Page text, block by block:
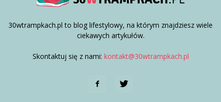
30wtrampkach.pl to blog lifestylowy, na którym znajdziesz wiele
ciekawych artykułów.
Skontaktuj się z nami: kontakt@30wtrampkach.pl